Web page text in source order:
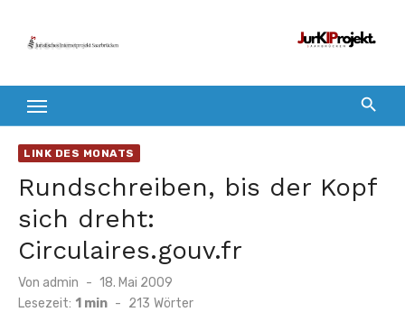
Inhalt
LINK DES MONATS
Rundschreiben, bis der Kopf
sich dreht:
Circulaires.gouv.fr
Von admin
Veröffentlicht
am
18. Mai 2009
Lesezeit: 1 min - 213 Wörter